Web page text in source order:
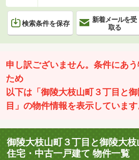
検索条件を保存
新着メールを受
取る
申し訳ございません。条件にあ
ため
以下は「御陵大枝山町３丁目と
目」の物件情報を表示しています
御陵大枝山町３丁目と御陵大
住宅・中古一戸建て 物件一覧